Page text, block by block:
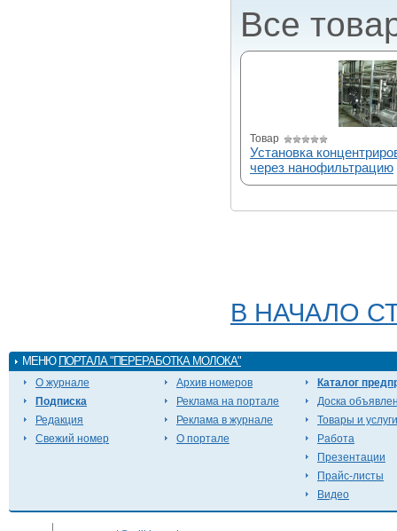
Все
Товар
Установка
через нанофильтрацию
В НАЧАЛО
МЕНЮ ПОРТАЛА "ПЕРЕРАБОТКА МОЛОКА"
О журнале
Подписка
Редакция
Свежий номер
Архив номеров
Реклама на портале
Реклама в журнале
О портале
Каталог
Доска
Товары и услуги
Работа
Презентации
Прайс-листы
Видео